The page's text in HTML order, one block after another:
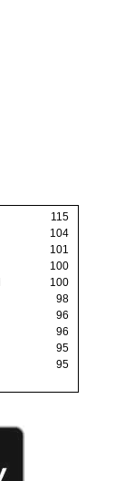
115
104
101
100
100
98
96
96
95
95